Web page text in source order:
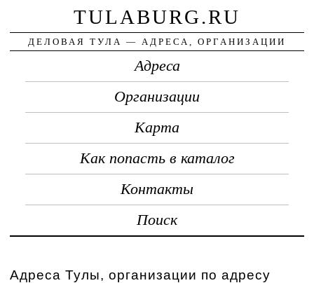
TULABURG.RU
ДЕЛОВАЯ ТУЛА — АДРЕСА, ОРГАНИЗАЦИИ
Адреса
Организации
Карта
Как попасть в каталог
Контакты
Поиск
Адреса Тулы, организации по адресу